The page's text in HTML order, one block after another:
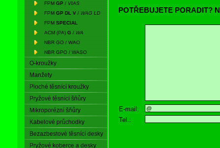
FPM GP / VIAS
FPM GP DL V / WAG LD
FPM SPECIAL
ACM (PA) G / WA
NBR GO / WAO
NBR GPO / WASO
O-kroužky
Manžety
Ploché těsnící kroužky
Pryžové těsnící šňůry
Mikroporézní šňůry
Kabelové průchodky
Bezazbestové těsnící desky
Pryžové koberce a desky
POTŘEBUJETE PORADIT?
E-mail:
Tel.: